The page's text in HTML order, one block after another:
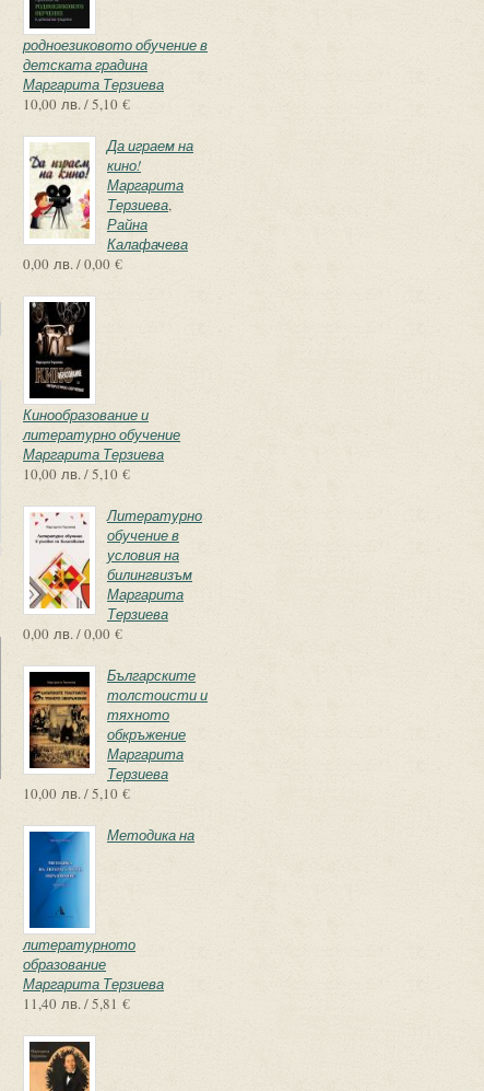
родноезиковото обучение в
детската градина
Маргарита Терзиева
10,00 лв. / 5,10 €
Да играем на
кино!
Маргарита
Терзиева,
Райна
Калафачева
0,00 лв. / 0,00 €
Кинообразование и
литературно обучение
Маргарита Терзиева
10,00 лв. / 5,10 €
Литературно
обучение в
условия на
билингвизъм
Маргарита
Терзиева
0,00 лв. / 0,00 €
Българските
толстоисти и
тяхното
обкръжение
Маргарита
Терзиева
10,00 лв. / 5,10 €
Методика на
литературното
образование
Маргарита Терзиева
11,40 лв. / 5,81 €